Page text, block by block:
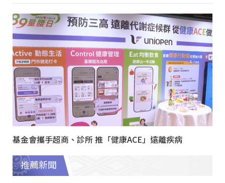
基金會攜手超商、診所 推「健康ACE」遠離疾病
推薦新聞